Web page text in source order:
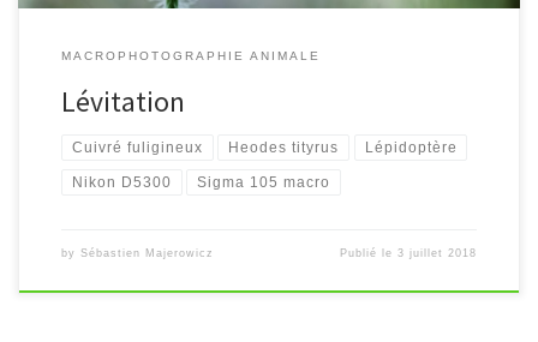
MACROPHOTOGRAPHIE ANIMALE
Lévitation
Cuivré fuligineux Heodes tityrus Lépidoptère
Nikon D5300 Sigma 105 macro
by Sébastien Majerowicz Publié le3 juillet 2018